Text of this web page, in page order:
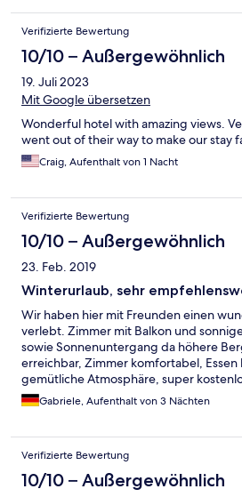
Verifizierte Bewertung
10/10 – Außergewöhnlich
19. Juli 2023
Mit Google übersetzen
Wonderful hotel with amazing views.
went out of their way to make our stay
Craig, Aufenthalt von 1 Nacht
Verifizierte Bewertung
10/10 – Außergewöhnlich
23. Feb. 2019
Winterurlaub, sehr
Wir haben hier mit Freunden einen
verlebt. Zimmer mit Balkon und
sowie Sonnenuntergang da höhere
erreichbar, Zimmer komfortabel,
gemütliche Atmosphäre, super
Skigebiet Nassfeld, tolle Wanderwege
Langlauf im Tal möglich, Weissensee ist
Gabriele, Aufenthalt von 3 Nächten
Verifizierte Bewertung
10/10 – Außergewöhnlich